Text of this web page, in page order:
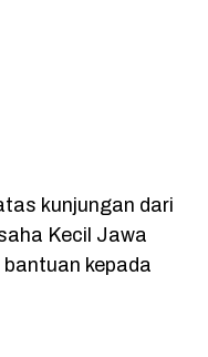
kunjungan dari
Kecil Jawa
kepada